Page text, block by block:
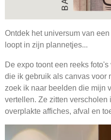
Ontdek het universum van
loopt in zijn plannetjes...
De expo toont een reeks
die ik gebruik als canvas voor
zoek ik naar beelden die mijn
vertellen. Ze zitten
overplakte affiches, afval en